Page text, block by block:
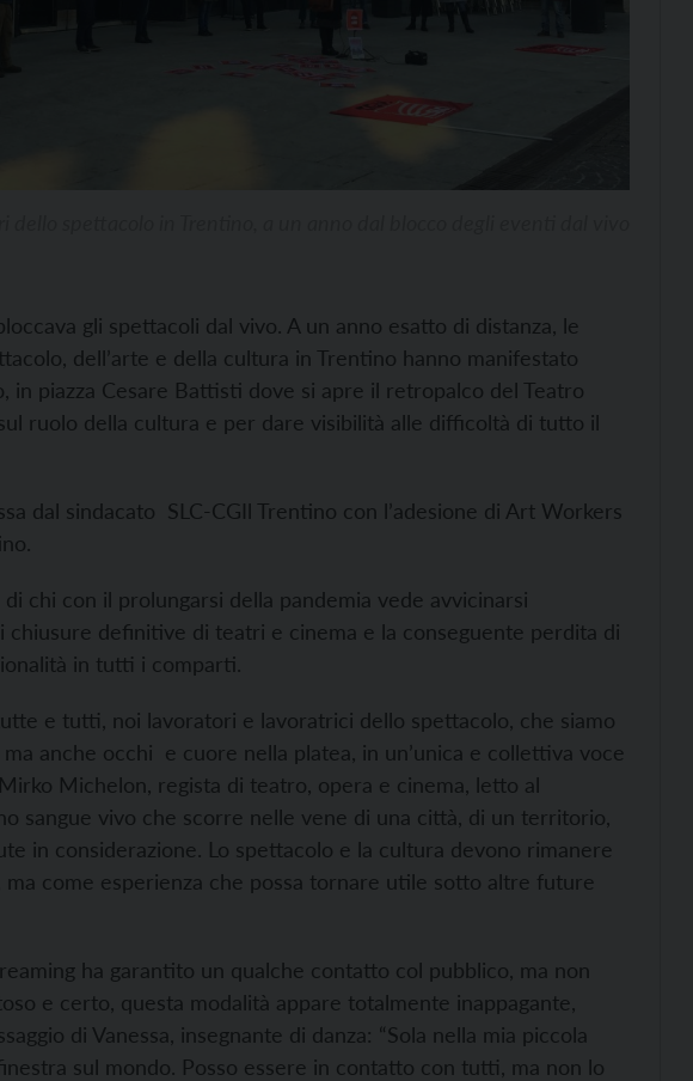
gli spettacoli dal vivo. A un anno esatto di distanza, le
dell’arte e della cultura in Trentino hanno manifestato
in piazza Cesare Battisti dove si apre il retropalco del Teatro
ruolo della cultura e per dare visibilità alle difficoltà di tutto il
dal sindacato SLC-CGIl Trentino con l’adesione di Art Workers
chi con il prolungarsi della pandemia vede avvicinarsi
chiusure definitive di teatri e cinema e la conseguente perdita di
in tutti i comparti.
e tutti, noi lavoratori e lavoratrici dello spettacolo, che siamo
anche occhi e cuore nella platea, in un’unica e collettiva voce
Michelon, regista di teatro, opera e cinema, letto al
sangue vivo che scorre nelle vene di una città, di un territorio,
in considerazione. Lo spettacolo e la cultura devono rimanere
ma come esperienza che possa tornare utile sotto altre future
ha garantito un qualche contatto col pubblico, ma non
e certo, questa modalità appare totalmente inappagante,
di Vanessa, insegnante di danza: “Sola nella mia piccola
sul mondo. Posso essere in contatto con tutti, ma non lo